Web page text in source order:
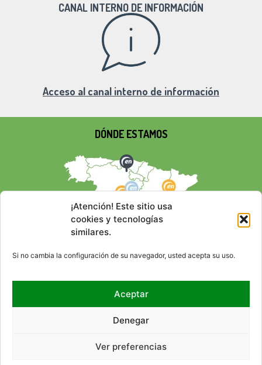
¡Atención! Este sitio usa
cookies y tecnologías
similares.
Si no cambia la configuración de su navegador, usted acepta su uso.
Aceptar
Denegar
Ver preferencias
CANAL INTERNO DE INFORMACIÓN
Acceso al canal interno de información
DÓNDE ESTAMOS
REDES SOCIALES
MAPA DEL SITIO ACCESIBILIDAD